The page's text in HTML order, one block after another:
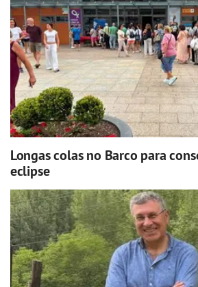
Longas colas no Barco para
eclipse